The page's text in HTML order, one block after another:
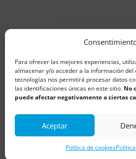
Para ofrecer las mejores experiencias,
almacenar y/o acceder a la información
tecnologías nos permitirá procesar datos
las identificaciones únicas en este sitio. No
puede afectar negativamente a ciertas
Aceptar
Política de cookies